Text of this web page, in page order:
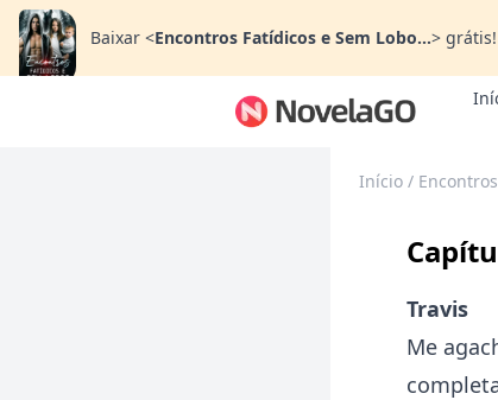
Baixar <Encontros Fatídicos e Sem Lobo...> grátis!
Início /
Travis
Me